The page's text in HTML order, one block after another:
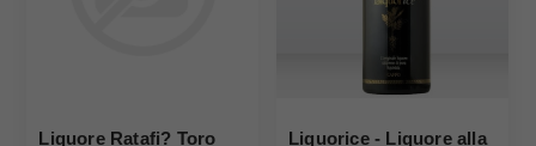
Liquore Ratafi? Toro
Liquorice - Liquore alla